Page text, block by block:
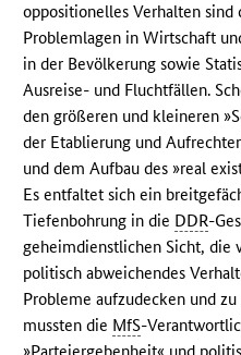
oppositionelles Verhalten
Problemlagen in Wirtschaft
in der Bevölkerung sowie
Ausreise- und Fluchtfällen.
den größeren und kleineren
der Etablierung und
und dem Aufbau des »real
Es entfaltet sich ein
Tiefenbohrung in die DDR-
geheimdienstlichen Sicht, die
politisch abweichendes
Probleme aufzudecken und
mussten die MfS-